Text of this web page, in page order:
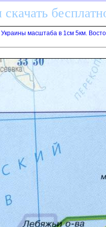
масштаба в 1см 5км.